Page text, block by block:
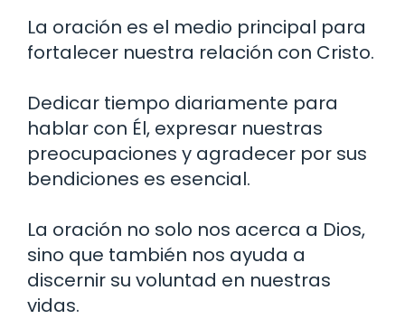
La oración es el medio principal para
fortalecer nuestra relación con Cristo.
Dedicar tiempo diariamente para
hablar con Él, expresar nuestras
preocupaciones y agradecer por sus
bendiciones es esencial.
La oración no solo nos acerca a Dios,
sino que también nos ayuda a
discernir su voluntad en nuestras
vidas.